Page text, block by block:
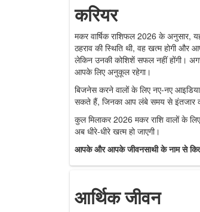
करियर
मकर वार्षिक राशिफल 2026 के
ठहराव की स्थिति थी, वह खत्म होगी और
लेकिन उनकी कोशिशें सफल नहीं होंगी।
आपके लिए अनुकूल रहेगा।
बिजनेस करने वालों के लिए नए-नए
सकते हैं, जिनका आप लंबे समय से इंतजार
कुल मिलाकर 2026 मकर राशि वालों के
अब धीरे-धीरे खत्म हो जाएगी।
आपके और आपके जीवनसाथी के नाम से
आर्थिक जीवन